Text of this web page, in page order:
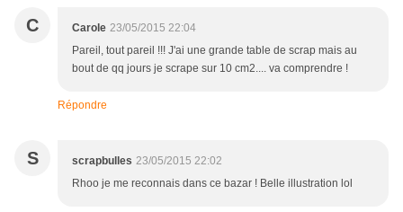
C Carole 23/05/2015 22:04
Pareil, tout pareil !!! J'ai une grande table de scrap mais au
bout de qq jours je scrape sur 10 cm2.... va comprendre !
Répondre
S scrapbulles 23/05/2015 22:02
Rhoo je me reconnais dans ce bazar ! Belle illustration lol